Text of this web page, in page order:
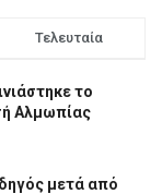
Τελευταία
το
Αλμωπίας
μετά από